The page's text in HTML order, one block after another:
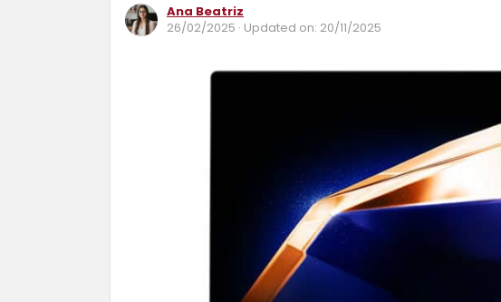
Ana Beatriz
26/02/2025 · Updated on: 20/11/2025